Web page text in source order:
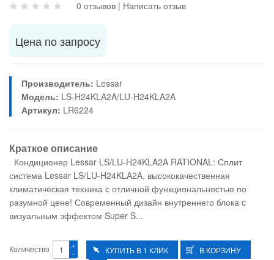
0 отзывов | Написать отзыв
Цена по запросу
Производитель: Lessar
Модель: LS-H24KLA2A/LU-H24KLA2A
Артикул: LR6224
Краткое описание
Кондиционер Lessar LS/LU-H24KLA2A RATIONAL: Сплит
система Lessar LS/LU-H24KLA2A, высококачественная
климатическая техника с отличной функциональностью по
разумной цене! Современный дизайн внутреннего блока c
визуальным эффектом Super S...
Количество -
+